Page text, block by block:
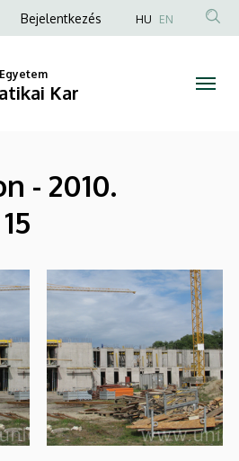
Anonim
fiók
menüje
Bejelentkezés HU EN
Kar
- 2010.